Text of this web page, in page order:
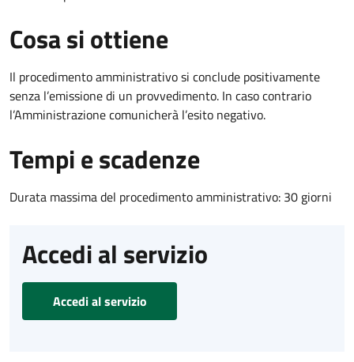
Cosa si ottiene
Il procedimento amministrativo si conclude positivamente
senza l’emissione di un provvedimento. In caso contrario
l’Amministrazione comunicherà l’esito negativo.
Tempi e scadenze
Durata massima del procedimento amministrativo: 30 giorni
Accedi al servizio
Accedi al servizio